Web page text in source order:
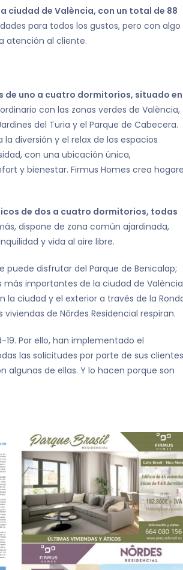
ciudad de València, con un total de 88
para todos los gustos, pero con algo
atención al cliente.
de uno a cuatro dormitorios, situado en
con las zonas verdes de València,
del Turia y el Parque de Cabecera.
diversión y el relax de los espacios
con una ubicación única,
y bienestar. Firmus Homes crea
de dos a cuatro dormitorios, todas
dispone de zona común ajardinada,
y vida al aire libre.
puede disfrutar del Parque de Benicalap;
importantes de la ciudad de
ciudad y el exterior a través de la
de Nôrdes Residencial respiran.
Por ello, han implementado el
las solicitudes por parte de sus
algunas de ellas. Y lo hacen porque son